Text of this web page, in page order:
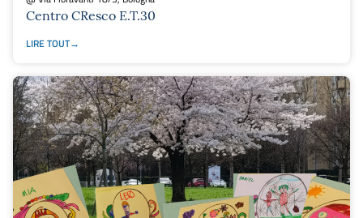
Centro CResco E.T.30
LIRE TOUT